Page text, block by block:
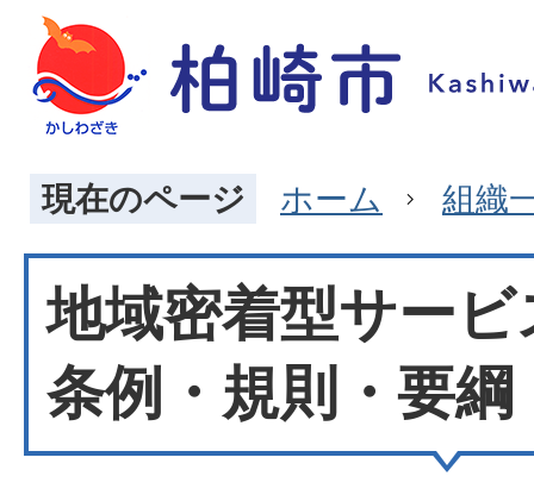
現在のページ ホーム 組織
地域密着型サー
条例・規則・要綱